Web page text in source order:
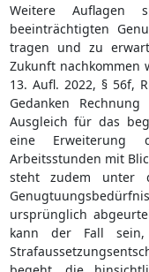
Weitere Auflagen
beeinträchtigten
tragen und zu
Zukunft nachkommen
13. Aufl. 2022, § 56f,
Gedanken
Ausgleich für das
eine Erweiterung
Arbeitsstunden mit
steht zudem unter
ursprünglich
kann der Fall